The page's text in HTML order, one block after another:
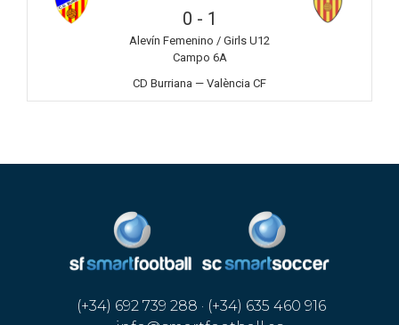
0 - 1
Alevín Femenino / Girls U12
Campo 6A
CD Burriana — València CF
(+34) 692 739 288 · (+34) 635 460 916